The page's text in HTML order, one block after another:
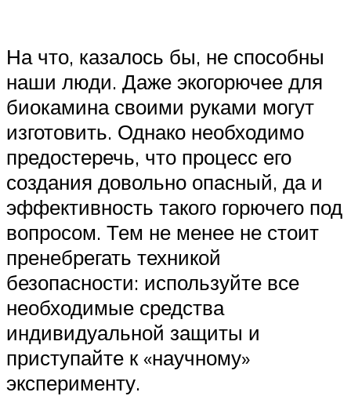
На что, казалось бы, не способны
наши люди. Даже экогорючее для
биокамина своими руками могут
изготовить. Однако необходимо
предостеречь, что процесс его
создания довольно опасный, да и
эффективность такого горючего под
вопросом. Тем не менее не стоит
пренебрегать техникой
безопасности: используйте все
необходимые средства
индивидуальной защиты и
приступайте к «научному»
эксперименту.